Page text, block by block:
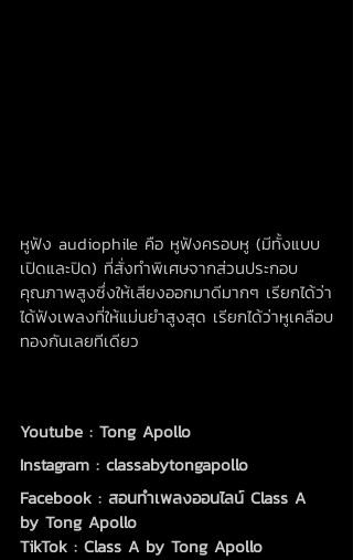
หูฟัง audiophile คือ หูฟังครอบหู (มีทั้งแบบ
เปิดและปิด) ที่สั่งทำพิเศษจากส่วนประกอบ
คุณภาพสูงซึ่งให้เสียงออกมาดีมากๆ เรียกได้ว่า
ได้ฟังเพลงที่ให้แม่นยำสูงสุด เรียกได้ว่าหูเคลือบ
ทองกันเลยทีเดียว
Youtube : Tong Apollo
Instagram : classabytongapollo
Facebook : สอนทำเพลงออนไลน์ Class A
by Tong Apollo
TikTok : Class A by Tong Apollo